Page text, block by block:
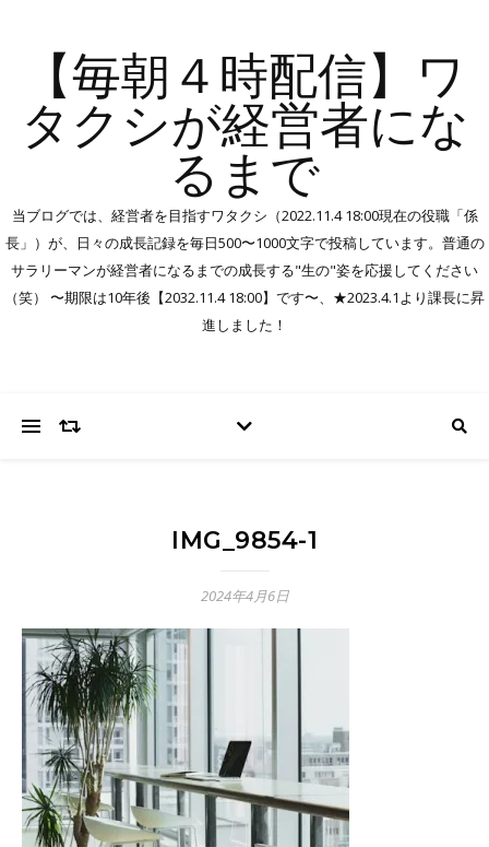
【毎朝４時配信】ワ
タクシが経営者にな
るまで
当ブログでは、経営者を目指すワタクシ（2022.11.4 18:00現在の役職「係
長」）が、日々の成長記録を毎日500〜1000文字で投稿しています。普通の
サラリーマンが経営者になるまでの成長する"生の"姿を応援してください
（笑） 〜期限は10年後【2032.11.4 18:00】です〜、★2023.4.1より課長に昇
進しました！
IMG_9854-1
2024年4月6日